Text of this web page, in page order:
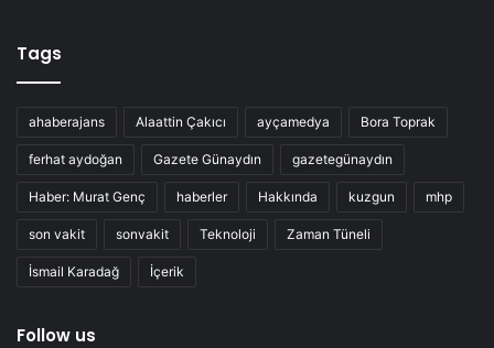
Tags
ahaberajans Alaattin Çakıcı ayçamedya Bora Toprak
ferhat aydoğan Gazete Günaydın gazetegünaydın
Haber: Murat Genç haberler Hakkında kuzgun mhp
son vakit sonvakit Teknoloji Zaman Tüneli
İsmail Karadağ İçerik
Follow us